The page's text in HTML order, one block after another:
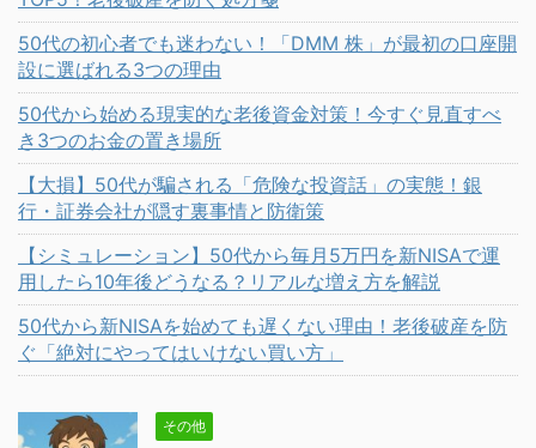
50代の初心者でも迷わない！「DMM 株」が最初の口座開
設に選ばれる3つの理由
50代から始める現実的な老後資金対策！今すぐ見直すべ
き3つのお金の置き場所
【大損】50代が騙される「危険な投資話」の実態！銀
行・証券会社が隠す裏事情と防衛策
【シミュレーション】50代から毎月5万円を新NISAで運
用したら10年後どうなる？リアルな増え方を解説
50代から新NISAを始めても遅くない理由！老後破産を防
ぐ「絶対にやってはいけない買い方」
その他